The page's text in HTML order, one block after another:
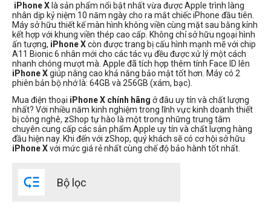
21790000 đ 24090000
iPhone X là sản phẩm nổi bật nhất vừa được Apple trình làng
nhân dịp kỷ niệm 10 năm ngày cho ra mắt chiếc iPhone đầu tiên.
Máy sở hữu thiết kế màn hình không viền cùng mặt sau bằng kính
kết hợp với khung viền thép cao cấp. Không chỉ sở hữu ngoại hình
ấn tượng, iPhone Xcòn được trang bị cấu hình mạnh mẽ với chip
A11 Bionic 6 nhân mới cho các tác vụ đều được xử lý một cách
nhanh chóng mượt mà. Apple đã tích hợp thêm tính Face ID lên
iPhone Xgiúp nâng cao khả năng bảo mật tốt hơn. Máy có 2
phiên bản bộ nhớ là: 64GB và 256GB (xám, bạc).
Mua điện thoại iPhone X chính hãng ở đâu uy tín và chất lượng
nhất? Với nhiều năm kinh nghiệm trong lĩnh vực kinh doanh thiết
bị công nghê, zShop tự hào là một trong những trung tâm
chuyên cung cấp các sản phẩm Apple uy tín và chất lượng hàng
đầu hiện nay. Khi đến với zShop, quý khách sẽ có cơ hội sở hữu
iPhone Xvới mức giá rẻ nhất cùng chế độ bảo hành tốt nhất.
 Bộ lọc